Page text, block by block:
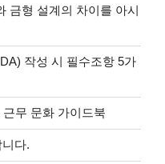
금형 설계의 차이를 아시
작성 시 필수조항 5가
무 문화 가이드북
다.